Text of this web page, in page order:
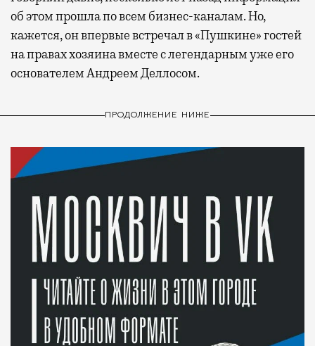
об этом прошла по всем бизнес-каналам. Но,
кажется, он впервые встречал в «Пушкине» гостей
на правах хозяина вместе с легендарным уже его
основателем Андреем Деллосом.
ПРОДОЛЖЕНИЕ НИЖЕ